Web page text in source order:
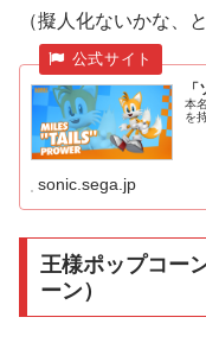
（擬人化ないかな、
本
を
sonic.sega.jp
王様ポップコー
ーン）